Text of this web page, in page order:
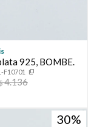
925, BOMBE.
F10701
4.136
30